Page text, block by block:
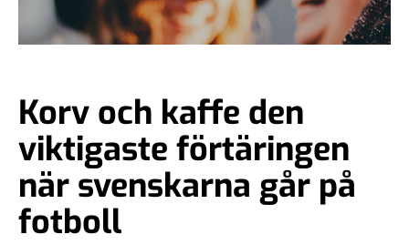
Korv och kaffe den
viktigaste förtäringen
när svenskarna går på
fotboll